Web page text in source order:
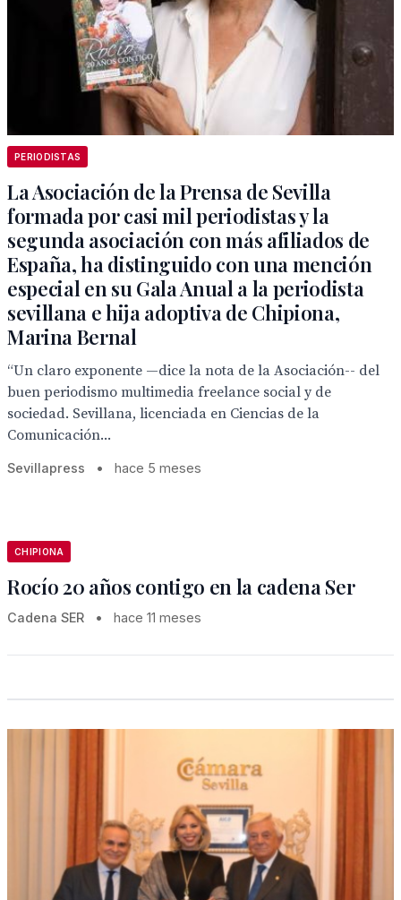
PERIODISTAS
La Asociación de la Prensa de Sevilla
formada por casi mil periodistas y la
segunda asociación con más afiliados de
España, ha distinguido con una mención
especial en su Gala Anual a la periodista
sevillana e hija adoptiva de Chipiona,
Marina Bernal
“Un claro exponente —dice la nota de la Asociación-- del
buen periodismo multimedia freelance social y de
sociedad. Sevillana, licenciada en Ciencias de la
Comunicación...
Sevillapress • hace 5 meses
CHIPIONA
Rocío 20 años contigo en la cadena Ser
Cadena SER • hace 11 meses